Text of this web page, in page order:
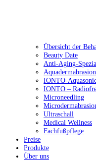
Übersicht der
Beauty Date
Anti-Aging-
Aquadermabrasion
IONTO-
IONTO –
Microneedling
Ultraschall
Medical Wellness
Fachfußpflege
Preise
Produkte
Über uns